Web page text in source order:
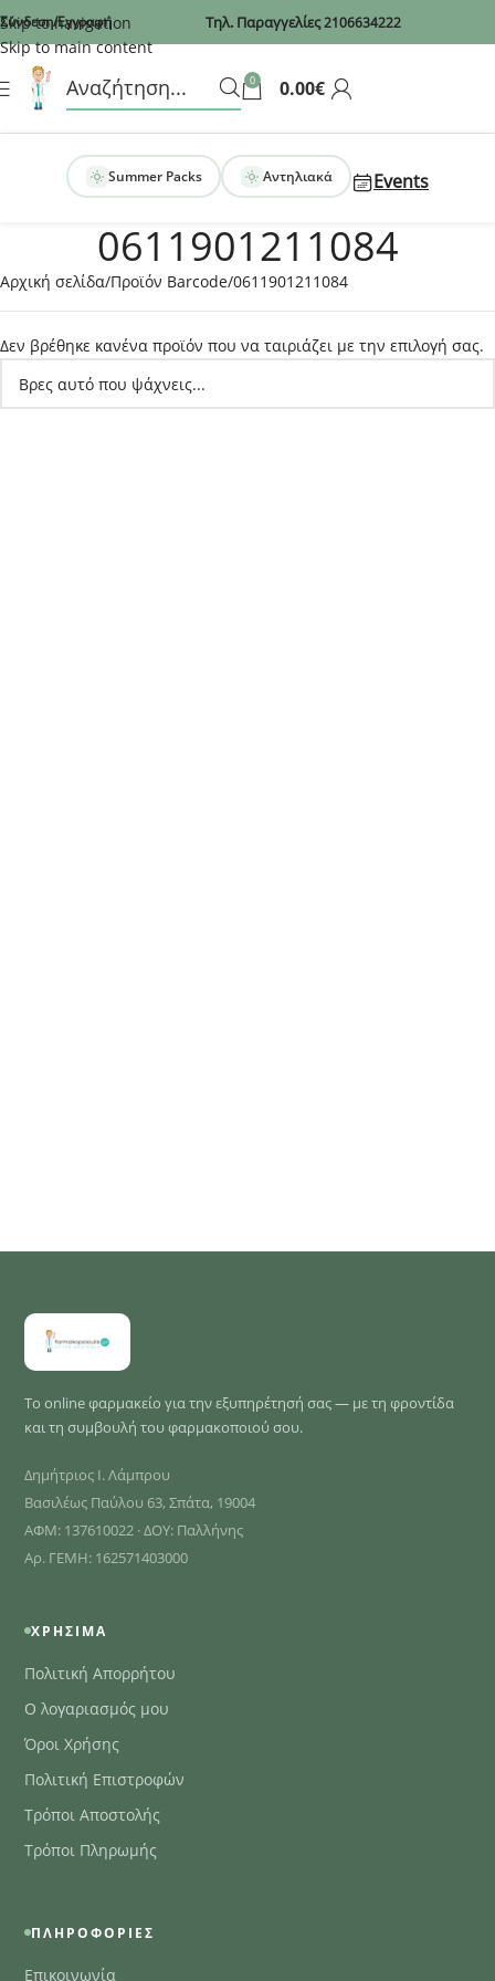
Recaptcha
Skip to navigation
Skip to main content
Σύνδεση/Εγγραφή Τηλ. Παραγγελίες2106634222
0 0.00€
Summer Packs Αντηλιακά Events
0611901211084
Αρχική σελίδα Προϊόν Barcode 0611901211084
Δεν βρέθηκε κανένα προϊόν που να ταιριάζει με την επιλογή σας.
Το online φαρμακείο για την εξυπηρέτησή σας — με τη φροντίδα
και τη συμβουλή του φαρμακοποιού σου.
Δημήτριος Ι. Λάμπρου
Βασιλέως Παύλου 63, Σπάτα, 19004
ΑΦΜ: 137610022 · ΔΟΥ: Παλλήνης
Αρ. ΓΕΜΗ: 162571403000
ΧΡΉΣΙΜΑ
Πολιτική Απορρήτου
Ο λογαριασμός μου
Όροι Χρήσης
Πολιτική Επιστροφών
Τρόποι Αποστολής
Τρόποι Πληρωμής
ΠΛΗΡΟΦΟΡΊΕΣ
Επικοινωνία